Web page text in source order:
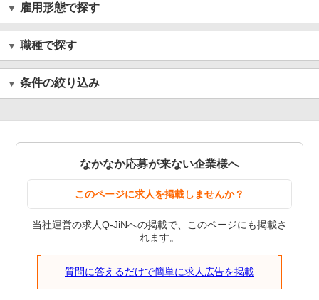
雇用形態で探す
職種で探す
条件の絞り込み
なかなか応募が来ない企業様へ
このページに求人を掲載しませんか？
当社運営の求人Q-JiNへの掲載で、このページにも掲載さ
れます。
質問に答えるだけで簡単に求人広告を掲載